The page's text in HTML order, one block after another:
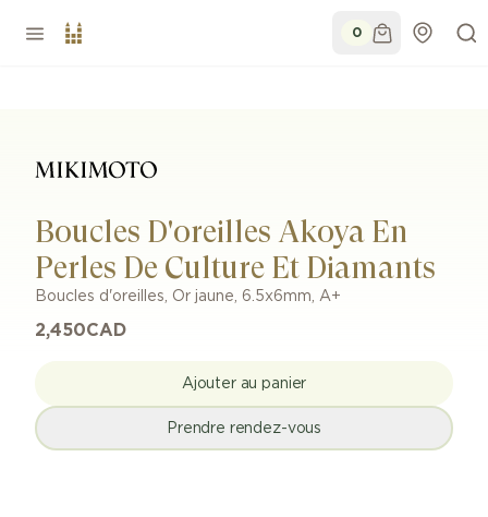
0
Boucles D'oreilles Akoya En
Perles De Culture Et Diamants
Boucles d'oreilles, Or jaune, 6.5x6mm, A+
2,450CAD
Ajouter au panier
Prendre rendez-vous